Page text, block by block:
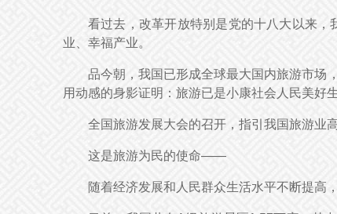
看过去，改革开放特别是党的十八大以来
业、幸福产业。
品今朝，我国已形成全球最大国内旅游市场
用动感的身影证明：旅游已是小康社会人民美好
全国旅游发展大会的召开，指引我国旅游业
这是旅游为民的使命——
随着经济发展和人民群众生活水平不断提高